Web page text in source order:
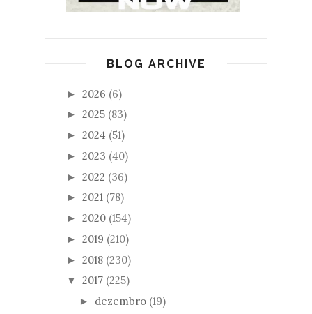
BLOG ARCHIVE
► 2026 (6)
► 2025 (83)
► 2024 (51)
► 2023 (40)
► 2022 (36)
► 2021 (78)
► 2020 (154)
► 2019 (210)
► 2018 (230)
▼ 2017 (225)
► dezembro (19)